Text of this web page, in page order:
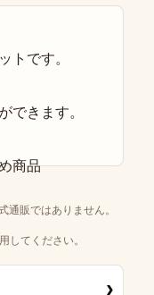
トです。
できます。
通販ではありません。
してください。
›